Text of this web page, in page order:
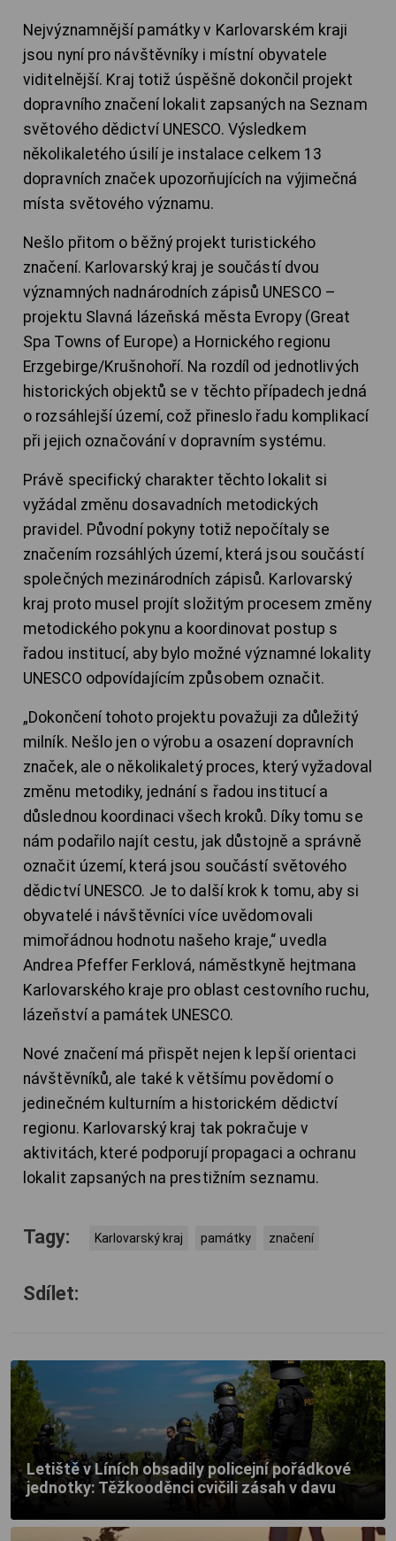
Nejvýznamnější památky v Karlovarském kraji
jsou nyní pro návštěvníky i místní obyvatele
viditelnější. Kraj totiž úspěšně dokončil projekt
dopravního značení lokalit zapsaných na Seznam
světového dědictví UNESCO. Výsledkem
několikaletého úsilí je instalace celkem 13
dopravních značek upozorňujících na výjimečná
místa světového významu.
Nešlo přitom o běžný projekt turistického
značení. Karlovarský kraj je součástí dvou
významných nadnárodních zápisů UNESCO –
projektu Slavná lázeňská města Evropy (Great
Spa Towns of Europe) a Hornického regionu
Erzgebirge/Krušnohoří. Na rozdíl od jednotlivých
historických objektů se v těchto případech jedná
o rozsáhlejší území, což přineslo řadu komplikací
při jejich označování v dopravním systému.
Právě specifický charakter těchto lokalit si
vyžádal změnu dosavadních metodických
pravidel. Původní pokyny totiž nepočítaly se
značením rozsáhlých území, která jsou součástí
společných mezinárodních zápisů. Karlovarský
kraj proto musel projít složitým procesem změny
metodického pokynu a koordinovat postup s
řadou institucí, aby bylo možné významné lokality
UNESCO odpovídajícím způsobem označit.
„Dokončení tohoto projektu považuji za důležitý
milník. Nešlo jen o výrobu a osazení dopravních
značek, ale o několikaletý proces, který vyžadoval
změnu metodiky, jednání s řadou institucí a
důslednou koordinaci všech kroků. Díky tomu se
nám podařilo najít cestu, jak důstojně a správně
označit území, která jsou součástí světového
dědictví UNESCO. Je to další krok k tomu, aby si
obyvatelé i návštěvníci více uvědomovali
mimořádnou hodnotu našeho kraje,“ uvedla
Andrea Pfeffer Ferklová, náměstkyně hejtmana
Karlovarského kraje pro oblast cestovního ruchu,
lázeňství a památek UNESCO.
Nové značení má přispět nejen k lepší orientaci
návštěvníků, ale také k většímu povědomí o
jedinečném kulturním a historickém dědictví
regionu. Karlovarský kraj tak pokračuje v
aktivitách, které podporují propagaci a ochranu
lokalit zapsaných na prestižním seznamu.
Tagy: Karlovarský kraj památky značení
Sdílet:
Letiště v Líních obsadily policejní pořádkové
jednotky: Těžkooděnci cvičili zásah v davu